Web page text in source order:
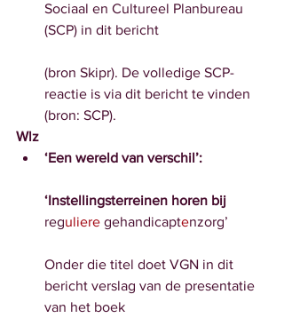
Sociaal en Cultureel Planbureau
(SCP) in dit bericht
(bron Skipr). De volledige SCP-
reactie is via dit bericht te vinden
(bron: SCP).
Wlz
‘Een wereld van verschil’:
‘Instellingsterreinen horen bij
reguliere gehandicaptenzorg’
Onder die titel doet VGN in dit
bericht verslag van de presentatie
van het boek